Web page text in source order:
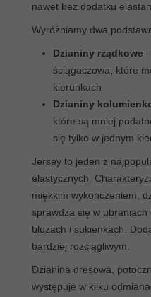
nawet bez dodatku
Wyróżniamy dwa
Dzianiny rządkowe
ściągaczowa, które
kierunkach
Dzianiny
które są mniej
się tylko w jednym
Jersey to jeden z
elastycznych.
miękkim wykończeniem,
sprawdza się w
bluzach i sukienkach.
bardziej rozciągliwym.
Dzianina dresowa,
występuje w kilku